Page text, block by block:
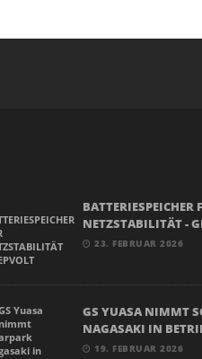
BATTERIESPEICHER
NETZSTABILITÄT -
23. FEBRUAR 2026
GS YUASA NIMMT
NAGASAKI IN
19. FEBRUAR 2026